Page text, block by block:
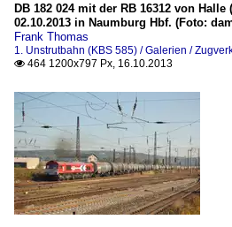
DB 182 024 mit der RB 16312 von
02.10.2013 in Naumburg Hbf. (Foto:
Frank Thomas
1. Unstrutbahn (KBS 585) / Galerien /
 464 1200x797 Px, 16.10.2013